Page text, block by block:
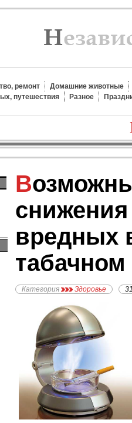
ремонт
Домашние животные
путешествия
Разное
Возможные способы
вредных
Категория Здоровье